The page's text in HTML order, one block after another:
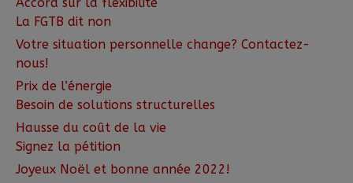
La FGTB dit non
Votre situation personnelle change? Contactez-
nous!
Prix de l’énergie
Besoin de solutions structurelles
Hausse du coût de la vie
Signez la pétition
Joyeux Noël et bonne année 2022!